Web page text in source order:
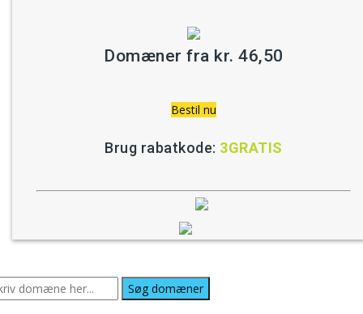
Domæner fra kr. 46,50
Bestil nu
Brug rabatkode: 3GRATIS
dit nye domæne nu: